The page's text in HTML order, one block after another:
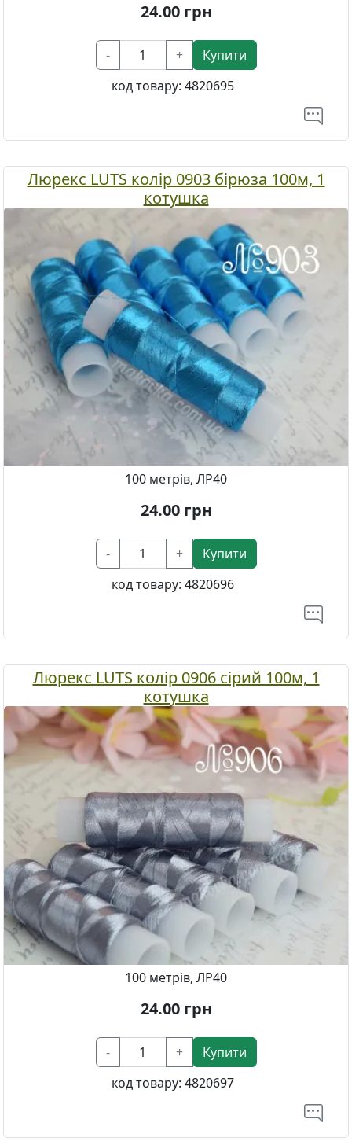
24.00грн
- +
Купити
код товару: 4820695
Люрекс LUTS колір 0903 бірюза 100м, 1
котушка
100 метрів, ЛР40
24.00грн
- +
Купити
код товару: 4820696
Люрекс LUTS колір 0906 сірий 100м, 1
котушка
100 метрів, ЛР40
24.00грн
- +
Купити
код товару: 4820697